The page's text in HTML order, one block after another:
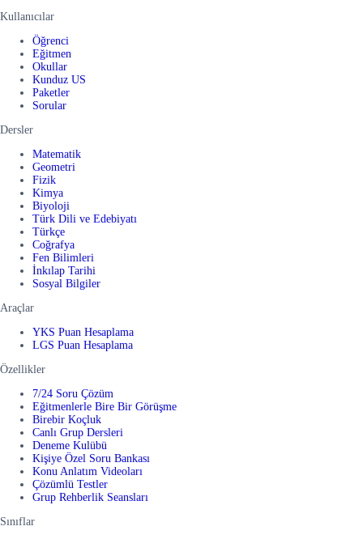
Kullanıcılar
Öğrenci
Eğitmen
Okullar
Kunduz US
Paketler
Sorular
Dersler
Matematik
Geometri
Fizik
Kimya
Biyoloji
Türk Dili ve Edebiyatı
Türkçe
Coğrafya
Fen Bilimleri
İnkılap Tarihi
Sosyal Bilgiler
Araçlar
YKS Puan Hesaplama
LGS Puan Hesaplama
Özellikler
7/24 Soru Çözüm
Eğitmenlerle Bire Bir Görüşme
Birebir Koçluk
Canlı Grup Dersleri
Deneme Kulübü
Kişiye Özel Soru Bankası
Konu Anlatım Videoları
Çözümlü Testler
Grup Rehberlik Seansları
Sınıflar